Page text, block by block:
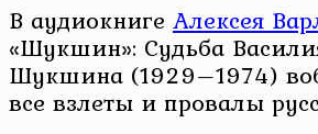
В аудиокниге Алексея
«Шукшин»: Судьба
Шукшина (1929–1974)
все взлеты и провалы